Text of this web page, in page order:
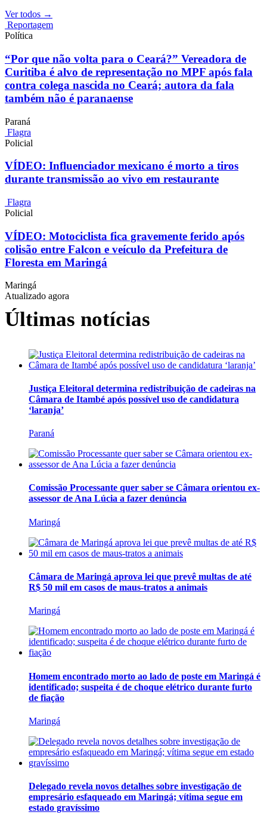
Ver todos →
Reportagem
Política
“Por que não volta para o Ceará?” Vereadora de
Curitiba é alvo de representação no MPF após fala
contra colega nascida no Ceará; autora da fala
também não é paranaense
Paraná
Flagra
Policial
VÍDEO: Influenciador mexicano é morto a tiros
durante transmissão ao vivo em restaurante
Flagra
Policial
VÍDEO: Motociclista fica gravemente ferido após
colisão entre Falcon e veículo da Prefeitura de
Floresta em Maringá
Maringá
Atualizado agora
Últimas notícias
Justiça Eleitoral determina redistribuição de cadeiras na
Câmara de Itambé após possível uso de candidatura
‘laranja’
Paraná
Comissão Processante quer saber se Câmara orientou ex-
assessor de Ana Lúcia a fazer denúncia
Maringá
Câmara de Maringá aprova lei que prevê multas de até
R$ 50 mil em casos de maus-tratos a animais
Maringá
Homem encontrado morto ao lado de poste em Maringá é
identificado; suspeita é de choque elétrico durante furto
de fiação
Maringá
Delegado revela novos detalhes sobre investigação de
empresário esfaqueado em Maringá; vítima segue em
estado gravíssimo